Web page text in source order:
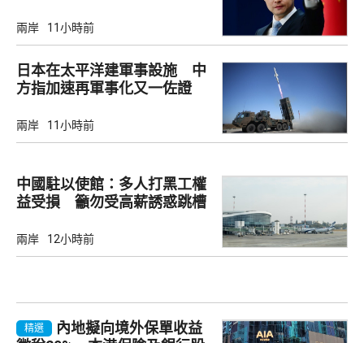
兩岸 11小時前
日本在太平洋建軍事設施 中
方指加速再軍事化又一佐證
兩岸 11小時前
中國駐以使館：多人打黑工權
益受損 籲勿受高薪誘惑跳槽
兩岸 12小時前
精選
內地擬向境外保單收益